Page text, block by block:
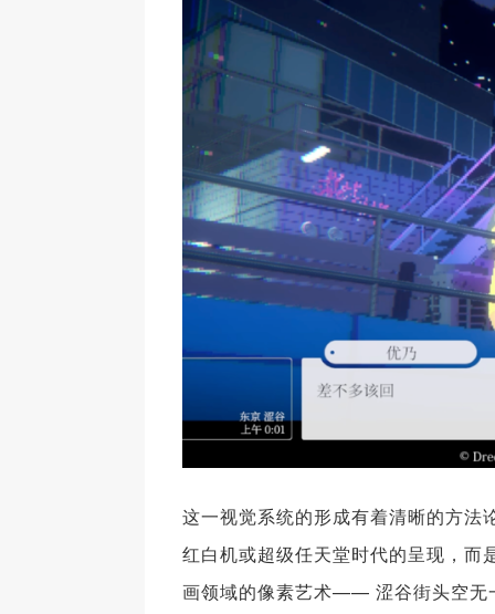
这一视觉系统的形成有着清晰的方法
红白机或超级任天堂时代的呈现，而
画领域的像素艺术—— 涩谷街头空无